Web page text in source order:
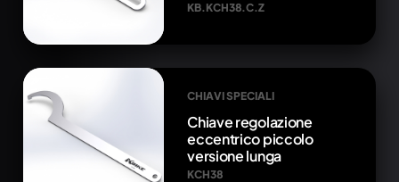
KB.KCH38.C.Z
CHIAVI SPECIALI
Chiave regolazione
eccentrico piccolo
versione lunga
KCH38